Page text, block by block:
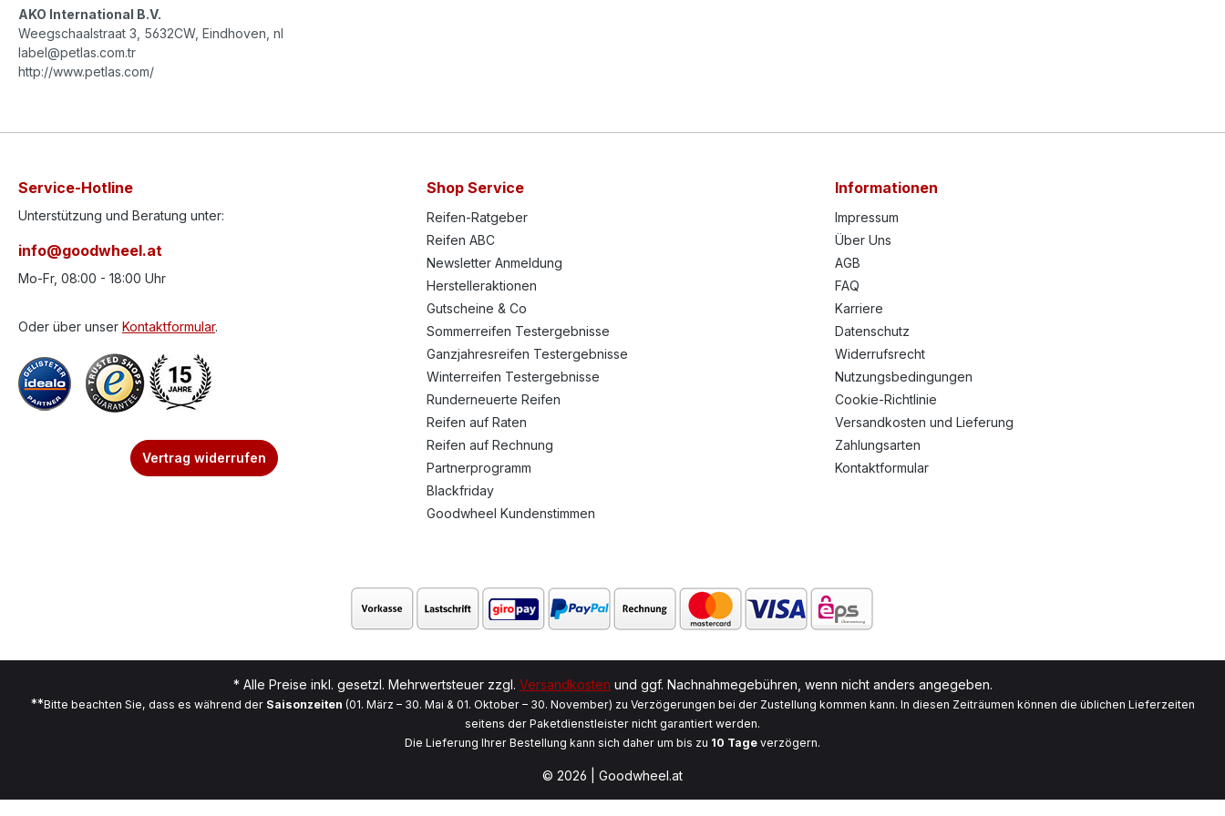
AKO International B.V.
Weegschaalstraat 3, 5632CW, Eindhoven, nl
label@petlas.com.tr
http://www.petlas.com/
Service-Hotline
Unterstützung und Beratung unter:
info@goodwheel.at
Mo-Fr, 08:00 - 18:00 Uhr
Oder über unser Kontaktformular.
Vertrag widerrufen
Shop Service
Reifen-Ratgeber
Reifen ABC
Newsletter Anmeldung
Herstelleraktionen
Gutscheine & Co
Sommerreifen Testergebnisse
Ganzjahresreifen Testergebnisse
Winterreifen Testergebnisse
Runderneuerte Reifen
Reifen auf Raten
Reifen auf Rechnung
Partnerprogramm
Blackfriday
Goodwheel Kundenstimmen
Informationen
Impressum
Über Uns
AGB
FAQ
Karriere
Datenschutz
Widerrufsrecht
Nutzungsbedingungen
Cookie-Richtlinie
Versandkosten und Lieferung
Zahlungsarten
Kontaktformular
* Alle Preise inkl. gesetzl. Mehrwertsteuer zzgl. Versandkosten und ggf. Nachnahmegebühren, wenn nicht anders angegeben.
**Bitte beachten Sie, dass es während der Saisonzeiten (01. März – 30. Mai & 01. Oktober – 30. November) zu Verzögerungen bei der Zustellung kommen kann. In diesen Zeiträumen können die üblichen Lieferzeiten
seitens der Paketdienstleister nicht garantiert werden.
Die Lieferung Ihrer Bestellung kann sich daher um bis zu 10 Tage verzögern.
© 2026 | Goodwheel.at